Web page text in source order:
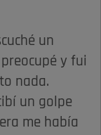
un
y fui
nada.
un golpe
me había